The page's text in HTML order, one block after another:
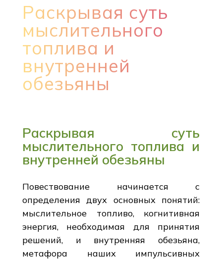
Раскрывая суть
мыслительного
топлива и
внутренней
обезьяны
Раскрывая суть
мыслительного топлива и
внутренней обезьяны
Повествование начинается с
определения двух основных понятий:
мыслительное топливо, когнитивная
энергия, необходимая для принятия
решений, и внутренняя обезьяна,
метафора наших импульсивных